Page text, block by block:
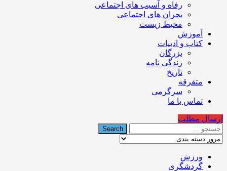
رفاه و آسیب های اجتماعی
بحران های اجتماعی
محیط زیست
آموزش
کتاب و ادبیات
بزرگان
زندگی نامه
تاریخ
متفرقه
سرگرمی
تماس با ما
ارسال مطلب
ورزش
گردشگری